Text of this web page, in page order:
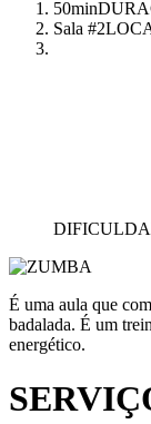
50min
Sala #2
É uma aula que
badalada. É um
energético.